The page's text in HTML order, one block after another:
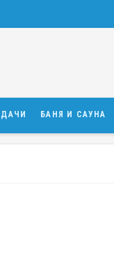
БАНЯ И САУНА